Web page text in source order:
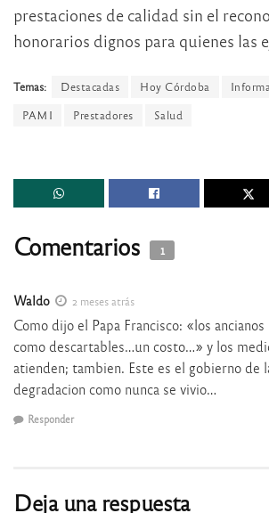
prestaciones de calidad sin el
honorarios dignos para quienes las
Temas: Destacadas Hoy Córdoba
PAMI
Prestadores Salud
Comentarios 1
Waldo 2 meses atrás
Como dijo el Papa Francisco: «los
como descartables…un costo…» y los
atienden; tambien. Este es el gobierno de
degradacion como nunca se vivio…
Responder
Deja una respuesta